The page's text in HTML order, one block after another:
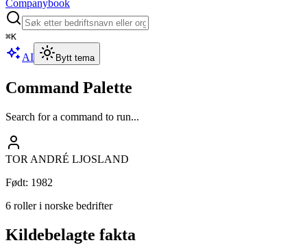
Companybook
⌘K
AI Bytt tema
Command Palette
Search for a command to run...
TOR ANDRÉ LJOSLAND
Født: 1982
6 roller i norske bedrifter
Kildebelagte fakta